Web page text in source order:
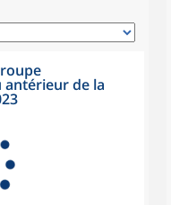
de la